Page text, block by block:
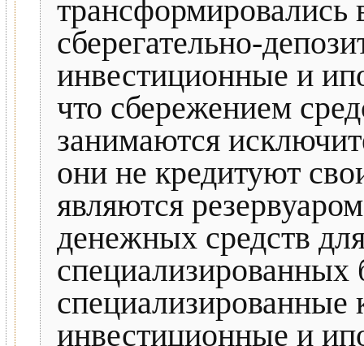
трансформировались
сберегательно-
инвестиционные и
что сбережением
занимаются
они не кредитуют
являются
денежных средств
специализированных
специализированные
инвестиционные и